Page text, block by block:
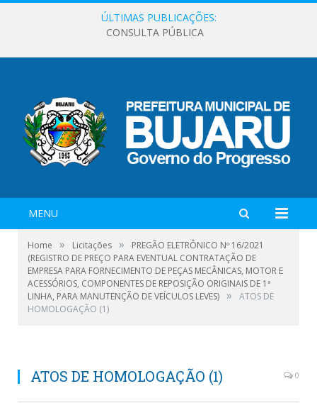
ÚLTIMAS PUBLICAÇÕES:
CONSULTA PÚBLICA
MENU
Home » Licitações »
PREGÃO ELETRÔNICO Nº 16/2021
(REGISTRO DE PREÇO PARA EVENTUAL CONTRATAÇÃO DE
EMPRESA PARA FORNECIMENTO DE PEÇAS MECÂNICAS, MOTOR E
ACESSÓRIOS, COMPONENTES DE REPOSIÇÃO ORIGINAIS DE 1ª
LINHA, PARA MANUTENÇÃO DE VEÍCULOS LEVES) »
ATOS DE
HOMOLOGAÇÃO (1)
ATOS DE HOMOLOGAÇÃO (1) 0